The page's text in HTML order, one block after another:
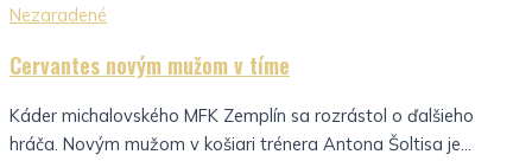
Nezaradené
Cervantes novým mužom v tíme
Káder michalovského MFK Zemplín sa rozrástol o ďalšieho
hráča. Novým mužom v košiari trénera Antona Šoltisa je...